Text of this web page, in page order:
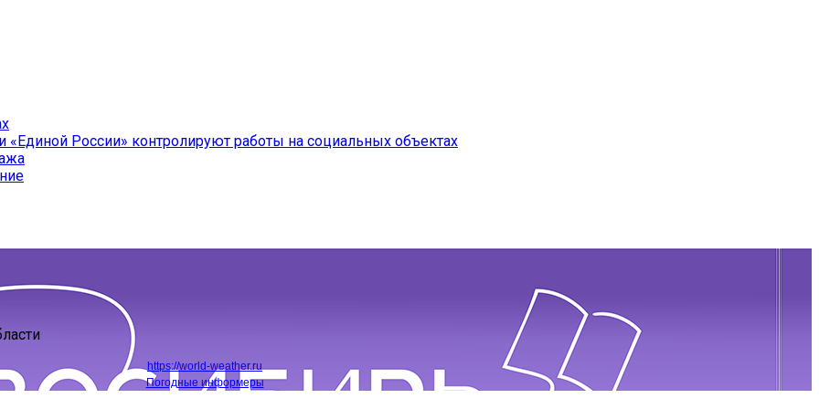
России» контролируют работы на социальных объектах
https://world-weather.ru
Погодные информеры